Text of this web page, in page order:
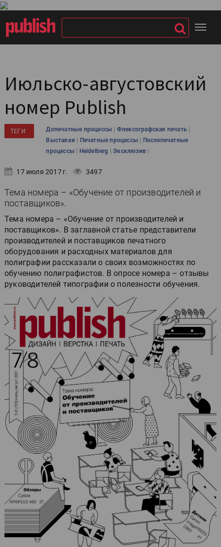
Июльско-августовский
номер Publish
ТЕГИ Допечатные процессы | Флексографская печать |
Выставки | Печатные процессы | Послепечатные
процессы | Heidelberg |Эксклюзив |
17 июля 2017 г. 3497
Тема номера – «Обучение от производителей и
поставщиков».
Тема номера – «Обучение от производителей и
поставщиков». В заглавной статье представители
производителей и поставщиков печатного
оборудования и расходных материалов для
полиграфии рассказали о своих возможностях по
обучению полиграфистов. В опросе номера – отзывы
руководителей типографии о полезности обучения.